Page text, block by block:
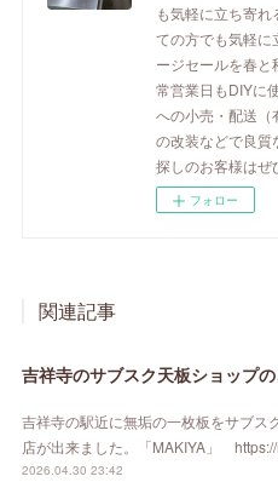
も気軽に立ち寄
ての方でも気軽に
ージセールを春と
常営業日もDIYに
への小売・配送（
の改装などで良質
探しのお客様はぜ
フォロー
関連記事
吉祥寺のサブスク天板ショップ
吉祥寺の駅近に無垢の一枚板をサブス
店が出来ました。「MAKIYA」
2026.04.30 23:42